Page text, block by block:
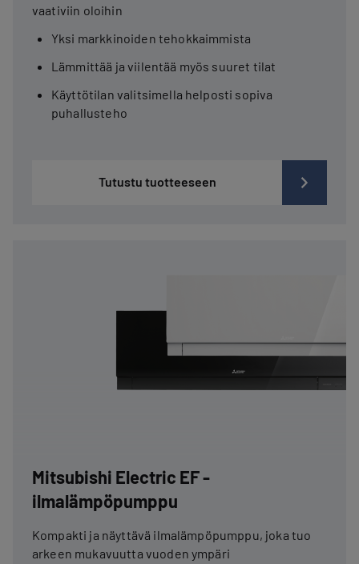
vaativiin oloihin
Yksi markkinoiden tehokkaimmista
Lämmittää ja viilentää myös suuret tilat
Käyttötilan valitsimella helposti sopiva
puhallusteho
Tutustu tuotteeseen
Mitsubishi Electric EF -
ilmalämpöpumppu
Kompakti ja näyttävä ilmalämpöpumppu, joka tuo
arkeen mukavuutta vuoden ympäri